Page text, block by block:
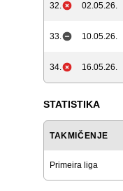
32. 02.05.26.
33. 10.05.26.
34. 16.05.26.
STATISTIKA
TAKMIČENJE
Primeira liga